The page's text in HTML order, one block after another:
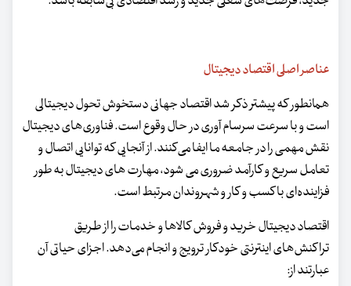
عناصر اصلی اقتصاد دیجیتال
همانطور که پیشتر ذکر شد اقتصاد جهانی دستخوش تحول دیجیتالی
است و با سرعت سرسام آوری در حال وقوع است. فناوری‌های دیجیتال
نقش مهمی را در جامعه ما ایفا می‌کنند. از آنجایی که توانایی اتصال و
تعامل سریع و کارآمد ضروری می شود، مهارت های دیجیتال به طور
فزاینده‌ای با کسب و کار و شهروندان مرتبط است.
اقتصاد دیجیتال خرید و فروش کالاها و خدمات را از طریق
تراکنش‌های اینترنتی خودکار ترویج و انجام می‌دهد. اجزای حیاتی آن
عبارتند از: